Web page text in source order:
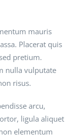
mauris
Placerat quis
pretium.
nulla vulputate
risus.
arcu,
ligula aliquet
elementum